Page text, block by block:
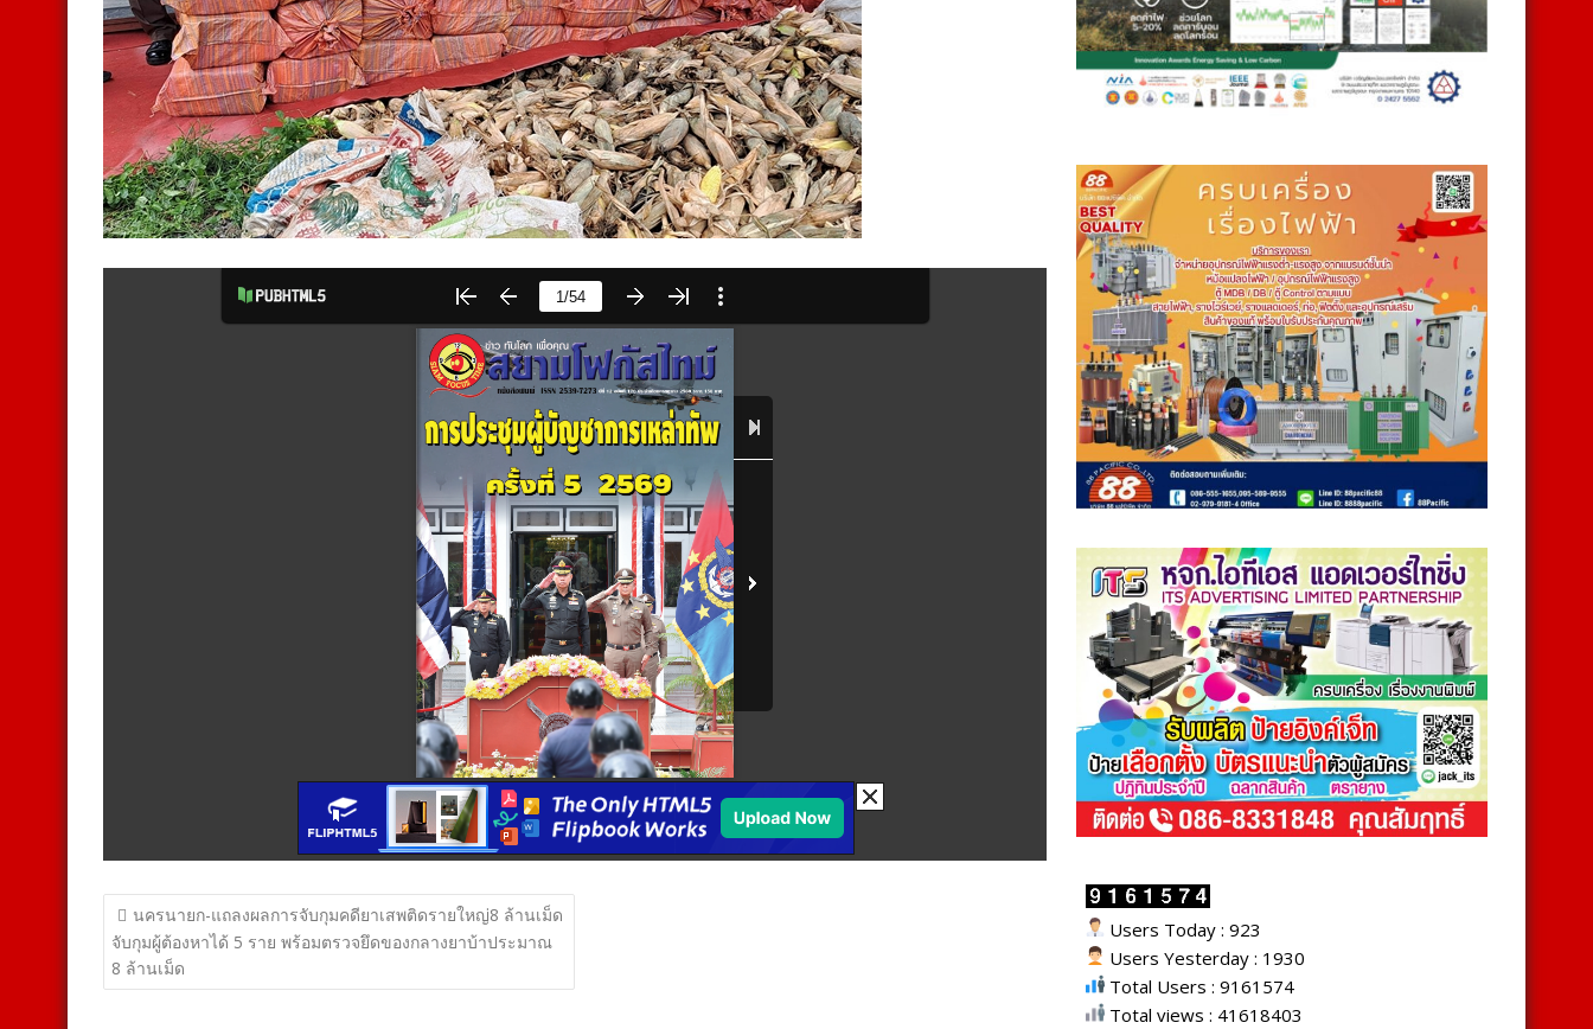
แนะแนว
เรื่อง
นครนายก-แถลงผลการจับกุมคดียาเสพติดรายใหญ่8 ล้านเม็ด
จับกุมผู้ต้องหาได้ 5 ราย พร้อมตรวจยึดของกลางยาบ้าประมาณ
8 ล้านเม็ด
Users Today : 923
Users Yesterday : 1930
Total Users : 9161574
Total views : 41618403